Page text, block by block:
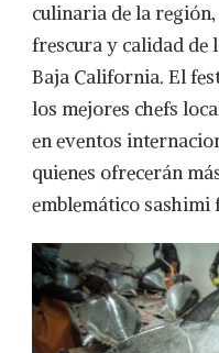
culinaria de la
frescura y calidad de
Baja California. El
los mejores chefs
en eventos
quienes ofrecerán
emblemático sashimi